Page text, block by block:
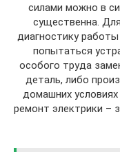
силами можно в
существенна.
диагностику
попытаться
особого труда
деталь, либо
домашних
ремонт электрики –